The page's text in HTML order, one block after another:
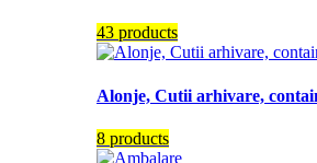
43 products
Alonje, Cutii arhivare,
8 products